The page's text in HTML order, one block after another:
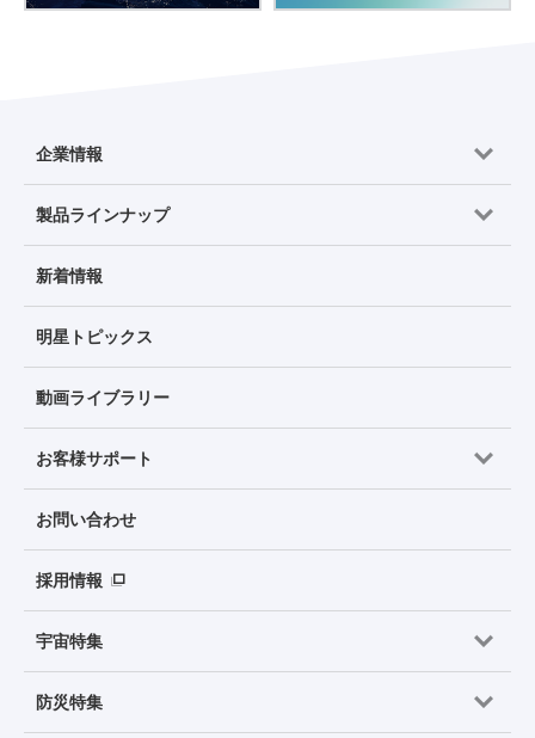
企業情報
製品ラインナップ
新着情報
明星トピックス
動画ライブラリー
お客様サポート
お問い合わせ
採用情報
宇宙特集
防災特集